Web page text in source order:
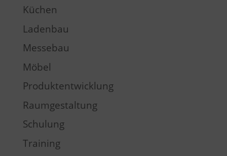
Küchen
Ladenbau
Messebau
Möbel
Produktentwicklung
Raumgestaltung
Schulung
Training